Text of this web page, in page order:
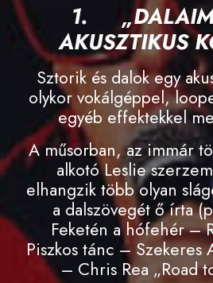
1.
AKUSZTIKUS
Sztorik és dalok egy
olykor vokálgéppel,
egyéb effektekkel
A műsorban, az immár
alkotó Leslie
elhangzik több olyan
a dalszövegét ő írta
Feketén a hófehér –
Piszkos tánc –
– Chris Rea „Road